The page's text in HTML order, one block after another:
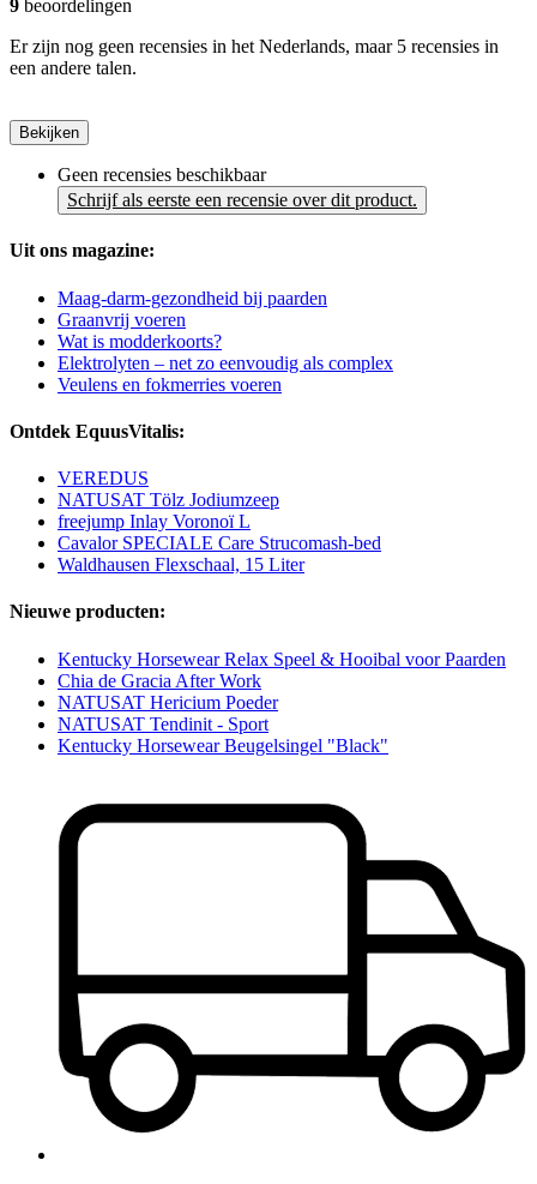
9 beoordelingen
Er zijn nog geen recensies in het Nederlands, maar 5 recensies in
een andere talen.
Bekijken
Geen recensies beschikbaar
Schrijf als eerste een recensie over dit product.
Uit ons magazine:
Maag-darm-gezondheid bij paarden
Graanvrij voeren
Wat is modderkoorts?
Elektrolyten – net zo eenvoudig als complex
Veulens en fokmerries voeren
Ontdek EquusVitalis:
VEREDUS
NATUSAT Tölz Jodiumzeep
freejump Inlay Voronoï L
Cavalor SPECIALE Care Strucomash-bed
Waldhausen Flexschaal, 15 Liter
Nieuwe producten:
Kentucky Horsewear Relax Speel & Hooibal voor Paarden
Chia de Gracia After Work
NATUSAT Hericium Poeder
NATUSAT Tendinit - Sport
Kentucky Horsewear Beugelsingel "Black"